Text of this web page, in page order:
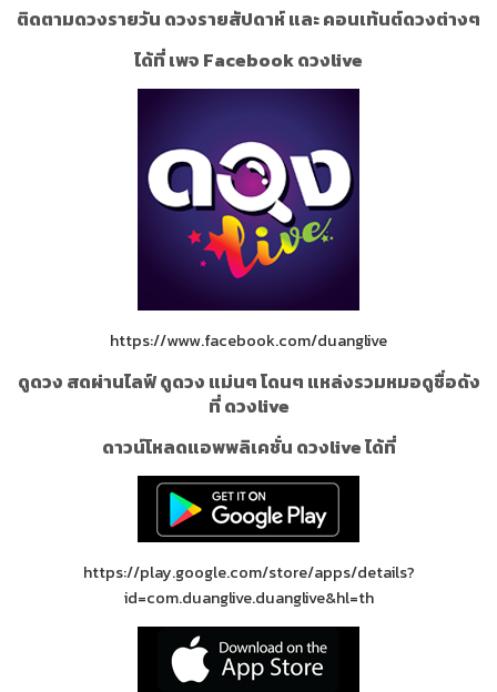
ติดตามดวงรายวัน ดวงรายสัปดาห์ และ คอนเท้นต์ดวงต่างๆ
ได้ที่ เพจ Facebook ดวงlive
https://www.facebook.com/duanglive
ดูดวง สดผ่านไลฟ์ ดูดวง แม่นๆ โดนๆ แหล่งรวมหมอดูชื่อดัง
ที่ ดวงlive
ดาวน์โหลดแอพพลิเคชั่น ดวงlive ได้ที่
https://play.google.com/store/apps/details?
id=com.duanglive.duanglive&hl=th